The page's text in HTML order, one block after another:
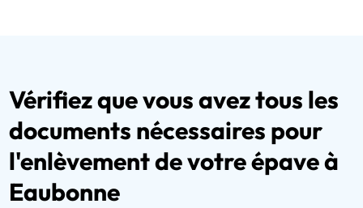
Vérifiez que vous avez tous les
documents nécessaires pour
l'enlèvement de votre épave à
Eaubonne